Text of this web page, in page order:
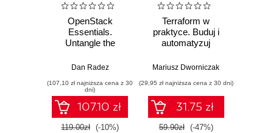
OpenStack
Essentials.
Untangle the
OpenStack clouds
practical tutorial -
Second Edition
Dan Radez
(107,10 zł najniższa cena z 30
dni)
107.10 zł
119.00zł (-10%)
Terraform w
praktyce. Buduj i
automatyzuj
chmurową oraz
wykorzystaniem
Dockera
Mariusz Dworniczak
(29,95 zł najniższa cena z 30 dni)
31.75 zł
59.90zł (-47%)